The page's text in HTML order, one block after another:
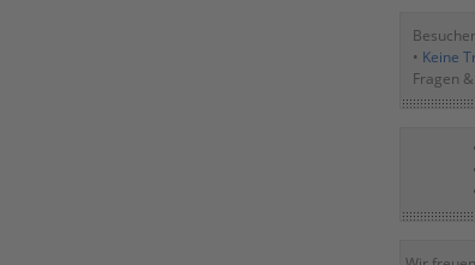
• Keine
Fragen